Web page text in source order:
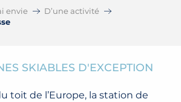
envie
D’une activité
SKIABLES D'EXCEPTION
toit de l’Europe, la station de